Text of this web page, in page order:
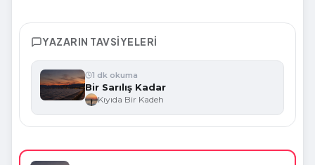
YAZARIN TAVSIYELERI
1 dk okuma
Bir Sarılış Kadar
Kıyıda Bir Kadeh